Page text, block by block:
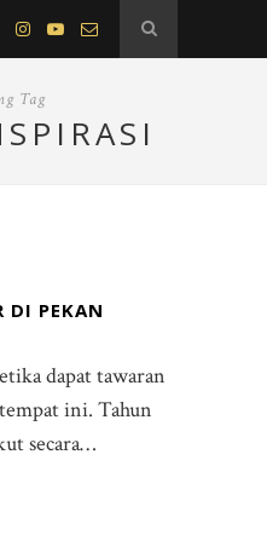
Tag
DI PEKAN
dapat tawaran
ini. Tahun
secara…